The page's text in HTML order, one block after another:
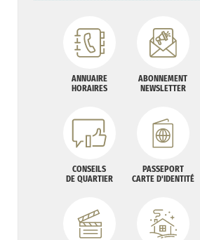
ANNUAIRE
HORAIRES
ABONNEMENT
NEWSLETTER
CONSEILS
DE QUARTIER
PASSEPORT
CARTE D'IDENTITÉ